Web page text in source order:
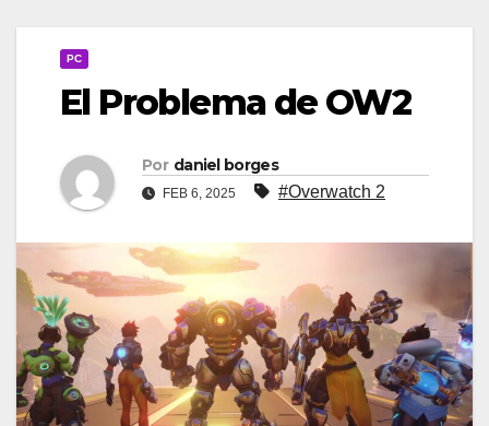
PC
El Problema de OW2
Por daniel borges
FEB 6, 2025 #Overwatch 2